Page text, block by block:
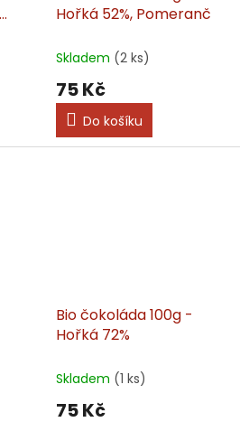
Hořká 52%, Pomeranč
Skladem (2 ks)
75 Kč
Do košíku
Bio čokoláda 100g -
Hořká 72%
Skladem (1 ks)
75 Kč